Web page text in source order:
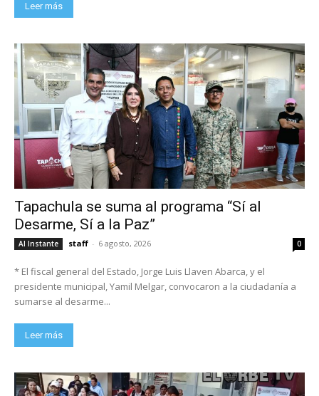
Leer más
Tapachula se suma al programa “Sí al
Desarme, Sí a la Paz”
Al Instante staff - 6 agosto, 2026 0
* El fiscal general del Estado, Jorge Luis Llaven Abarca, y el
presidente municipal, Yamil Melgar, convocaron a la ciudadanía a
sumarse al desarme...
Leer más